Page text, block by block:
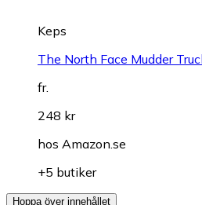
Keps
The North Face Mudder
fr.
248 kr
hos Amazon.se
+5 butiker
Hoppa över innehållet